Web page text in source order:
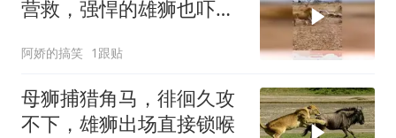
营救，强悍的雄狮也吓跑
阿娇的搞笑 1跟贴
母狮捕猎角马，徘徊久攻
不下，雄狮出场直接锁喉